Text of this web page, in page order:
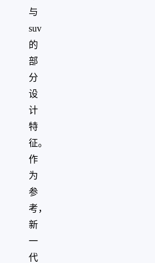
与
suv
的
部
分
设
计
特
征。
作
为
参
考，
新
一
代